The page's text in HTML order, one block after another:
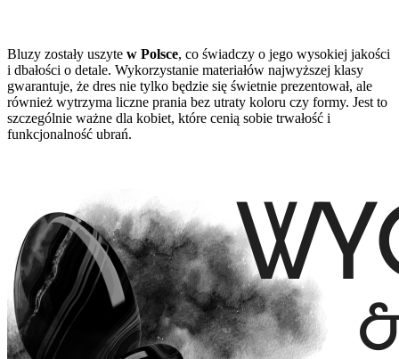
Bluzy zostały uszyte w Polsce, co świadczy o jego wysokiej jakości
i dbałości o detale. Wykorzystanie materiałów najwyższej klasy
gwarantuje, że dres nie tylko będzie się świetnie prezentował, ale
również wytrzyma liczne prania bez utraty koloru czy formy. Jest to
szczególnie ważne dla kobiet, które cenią sobie trwałość i
funkcjonalność ubrań.